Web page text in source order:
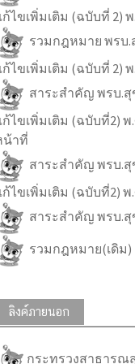
ไขเพิ่มเติม (ฉบับที่ 2) พ
รวมกฎหมาย พรบ.
ไขเพิ่มเติม (ฉบับที่ 2) พ
สาระสำคัญ พรบ.สุ
ไขเพิ่มเติม (ฉบับที่2) พ
น้าที่
สาระสำคัญ พรบ.สุ
ไขเพิ่มเติม (ฉบับที่2) พ.
สาระสำคัญ พรบ.สุ
รวมกฎหมาย(เดิม)
ลิงค์ภายนอก
กระทรวงสาธารณ